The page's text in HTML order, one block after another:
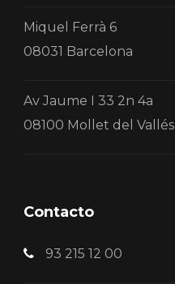
Miquel Ferrà 6
08031 Barcelona
Av Jaume I 33 2n 4a
08100 Mollet del Vallés
Contacto
93 215 12 00